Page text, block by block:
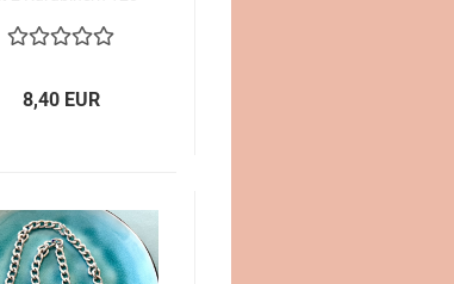
8,40 EUR